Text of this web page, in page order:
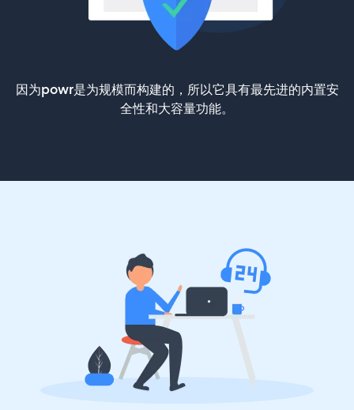
因为powr是为规模而构建的，所以它具有最先进的内置安
全性和大容量功能。